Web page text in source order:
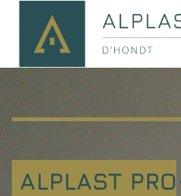
ALPLAST